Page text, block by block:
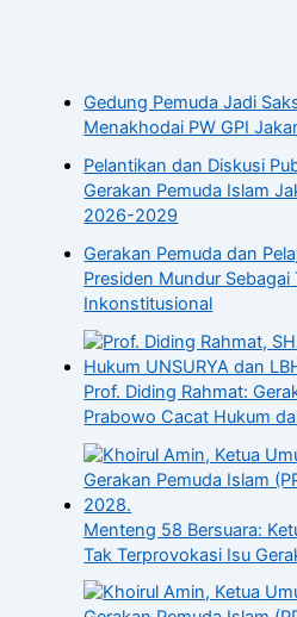
Gedung Pemuda Jadi
Menakhodai PW GPI
Pelantikan dan Diskusi
Gerakan Pemuda Islam
2026-2029
Gerakan Pemuda dan
Presiden Mundur Sebagai
Inkonstitusional
Prof. Diding Rahmat:
Prabowo Cacat Hukum
Menteng 58 Bersuara:
Tak Terprovokasi Isu